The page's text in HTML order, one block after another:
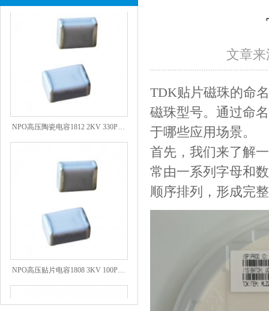
NPO高压陶瓷电容1812 2KV 330PF 5%精度
NPO高压贴片电容1808 3KV 100PF J
文章
TDK贴片磁珠的命
磁珠型号。通过命
于哪些应用场景。
首先，我们来了解
常由一系列字母和
顺序排列，形成完